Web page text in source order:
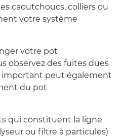
caoutchoucs, colliers ou
votre système
votre pot
observez des fuites dues
important peut également
du pot
qui constituent la ligne
ou filtre à particules)